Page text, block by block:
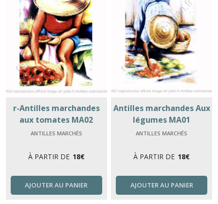
r-Antilles marchandes
aux tomates MA02
ANTILLES MARCHÉS
À PARTIR DE 18€
AJOUTER AU PANIER
Antilles marchandes Aux
légumes MA01
ANTILLES MARCHÉS
À PARTIR DE 18€
AJOUTER AU PANIER